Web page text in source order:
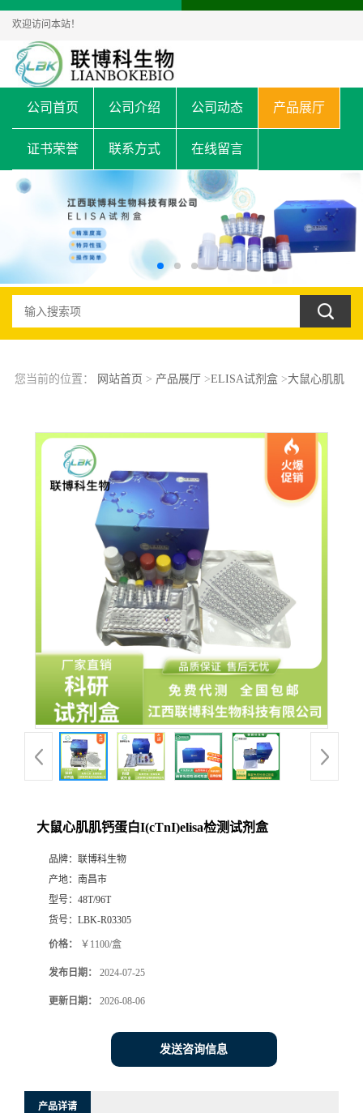
欢迎访问本站！
公司首页 公司介绍 公司动态 产品展厅
证书荣誉 联系方式 在线留言
您当前的位置： 网站首页 > 产品展厅 >ELISA试剂盒>大鼠心肌肌
大鼠心肌肌钙蛋白I(cTnI)elisa检测试剂盒
品牌： 联博科生物
产地： 南昌市
型号： 48T/96T
货号： LBK-R03305
价格： ￥1100/盒
发布日期： 2024-07-25
更新日期： 2026-08-06
发送咨询信息
产品详请